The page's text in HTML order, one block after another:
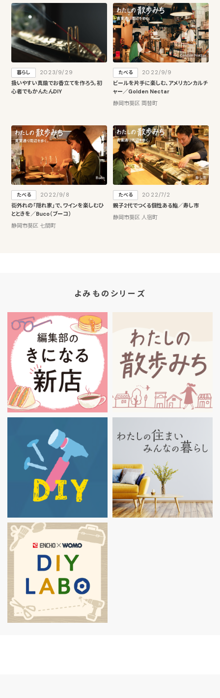
暮らし
2023/9/29
扱いやすい真鍮でお香立てを作ろう。初
心者でもかんたんDIY
たべる
2022/9/9
ビールを片手に楽しむ、アメリカンカルチ
ャー／Golden Nectar
静岡市葵区 両替町
たべる
2022/9/8
街外れの「隠れ家」で、ワインを楽しむひ
とときを／Buco（ブーコ）
静岡市葵区 七間町
たべる
2022/7/2
親子2代でつくる個性ある鮨／寿し市
静岡市葵区 人宿町
よみものシリーズ